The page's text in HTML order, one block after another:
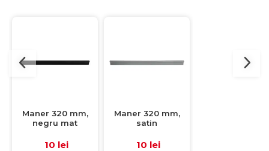
Maner 320 mm,
negru mat
10 lei
Maner 320 mm,
satin
10 lei